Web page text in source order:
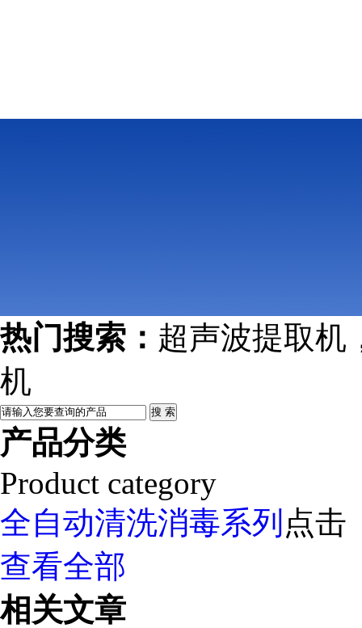
热门搜索： 超声波提取机
机
产品分类
Product category
全自动清洗消毒系列 点击
查看全部
相关文章